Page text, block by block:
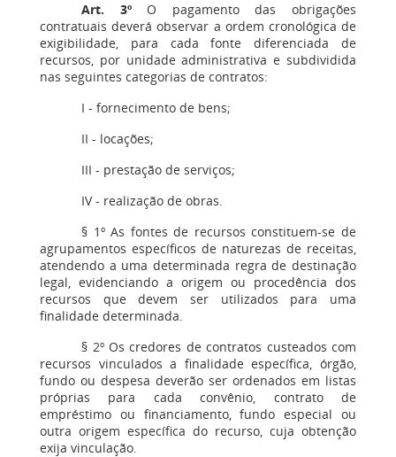
Art. 3ºO pagamento das obrigações
contratuais deverá observar a ordem cronológica de
exigibilidade, para cada fonte diferenciada de
recursos, por unidade administrativa e subdividida
nas seguintes categorias de contratos:
I - fornecimento de bens;
II - locações;
III - prestação de serviços;
IV - realização de obras.
§ 1º As fontes de recursos constituem-se de
agrupamentos específicos de naturezas de receitas,
atendendo a uma determinada regra de destinação
legal, evidenciando a origem ou procedência dos
recursos que devem ser utilizados para uma
finalidade determinada.
§ 2º Os credores de contratos custeados com
recursos vinculados a finalidade específica, órgão,
fundo ou despesa deverão ser ordenados em listas
próprias para cada convênio, contrato de
empréstimo ou financiamento, fundo especial ou
outra origem específica do recurso, cuja obtenção
exija vinculação.